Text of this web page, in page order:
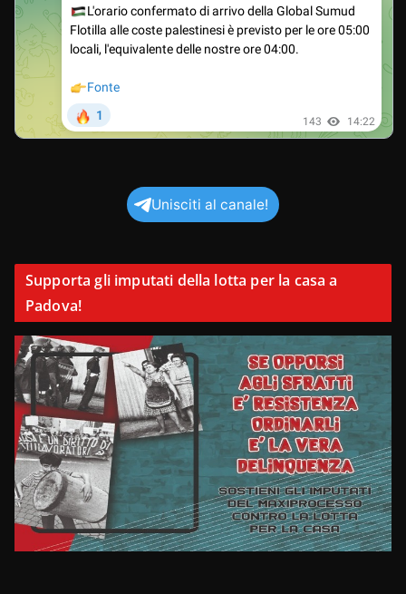
Unisciti al canale!
Supporta gli imputati della lotta per la casa a
Padova!